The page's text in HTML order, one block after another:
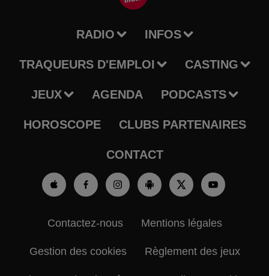
RADIO INFOS
TRAQUEURS D'EMPLOI CASTING
JEUX AGENDA PODCASTS
HOROSCOPE CLUBS PARTENAIRES
CONTACT
Contactez-nous Mentions légales
Gestion des cookies Règlement des jeux